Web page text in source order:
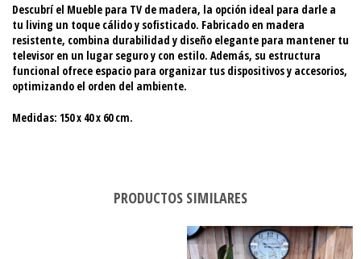
Descubrí el Mueble para TV de madera, la opción ideal para darle a
tu living un toque cálido y sofisticado. Fabricado en madera
resistente, combina durabilidad y diseño elegante para mantener tu
televisor en un lugar seguro y con estilo. Además, su estructura
funcional ofrece espacio para organizar tus dispositivos y accesorios,
optimizando el orden del ambiente.
Medidas: 150 x 40 x 60 cm.
PRODUCTOS SIMILARES